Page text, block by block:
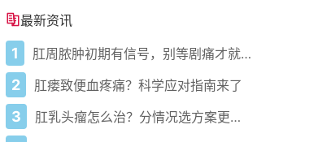
最新资讯
1 肛周脓肿初期有信号，别等剧痛才就医
2 肛瘘致便血疼痛？科学应对指南来了
3 肛乳头瘤怎么治？分情况选方案更稳妥